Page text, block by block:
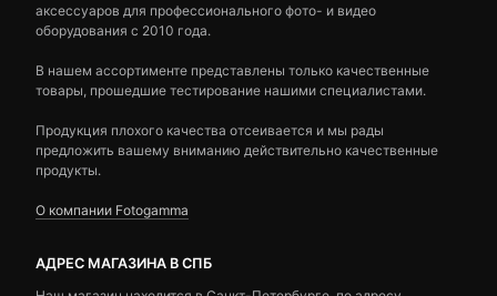
аксессуаров для профессионального фото- и видео
оборудования с 2010 года.
В нашем ассортименте представлены только качественные
товары, прошедшие тестирование нашими специалистами.
Продукция плохого качества отсеивается и мы рады
предложить вашему вниманию действительно качественные
продукты.
О компании Fotogamma
АДРЕС МАГАЗИНА В СПБ